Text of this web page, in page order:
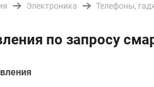
Электроника Телефоны,
по запросу